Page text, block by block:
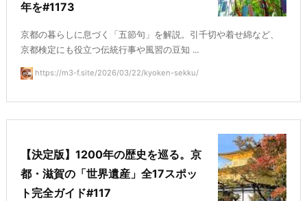
年を#1173
京都の暮らしに息づく「五節句」を解説。引千切や着せ綿など、
京都検定にも役立つ伝統行事や風習の豆知 ...
https://m3-f.site/2026/03/22/kyoken-sekku/
【決定版】1200年の歴史を巡る。京
都・滋賀の「世界遺産」全17スポッ
ト完全ガイド#117